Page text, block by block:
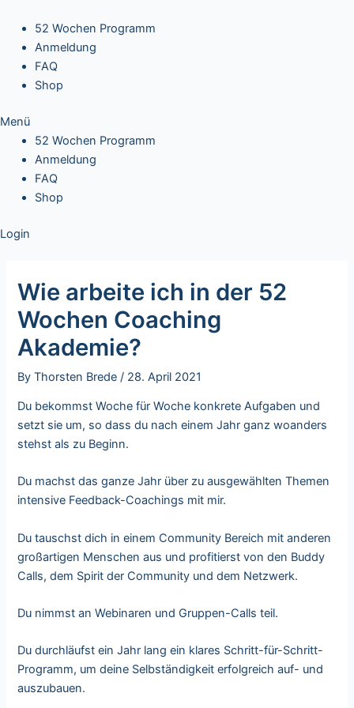
content
52 Wochen Programm
Anmeldung
FAQ
Shop
Menü
52 Wochen Programm
Anmeldung
FAQ
Shop
Login
Wie arbeite ich in der 52
Wochen Coaching
Akademie?
ByThorsten Brede / 28. April 2021
Du bekommst Woche für Woche konkrete Aufgaben und
setzt sie um, so dass du nach einem Jahr ganz woanders
stehst als zu Beginn.
Du machst das ganze Jahr über zu ausgewählten Themen
intensive Feedback-Coachings mit mir.
Du tauschst dich in einem Community Bereich mit anderen
großartigen Menschen aus und profitierst von den Buddy
Calls, dem Spirit der Community und dem Netzwerk.
Du nimmst an Webinaren und Gruppen-Calls teil.
Du durchläufst ein Jahr lang ein klares Schritt-für-Schritt-
Programm, um deine Selbständigkeit erfolgreich auf- und
auszubauen.
navigation